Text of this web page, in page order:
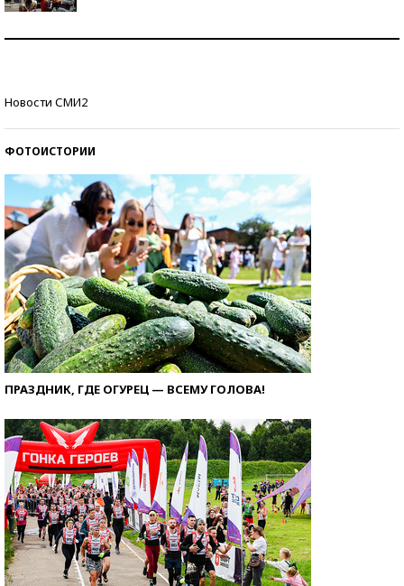
Новости СМИ2
ФОТОИСТОРИИ
ПРАЗДНИК, ГДЕ ОГУРЕЦ — ВСЕМУ ГОЛОВА!